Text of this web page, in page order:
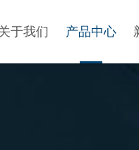
于我们 产品中心